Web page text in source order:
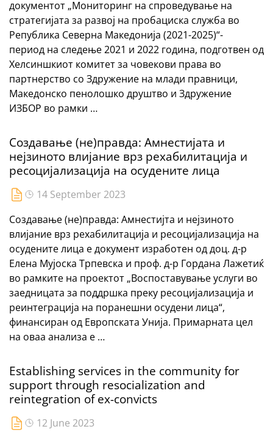
документот „Мониторинг на спроведување на
стратегијата за развој на пробациска служба во
Република Северна Македонија (2021-2025)“-
период на следење 2021 и 2022 година, подготвен од
Хелсиншкиот комитет за човекови права во
партнерство со Здружение на млади правници,
Македонско пенолошко друштво и Здружение
ИЗБОР во рамки …
Создавање (не)правда: Амнестијaта и
нејзиното влијание врз рехабилитација и
ресоцијализација на осудените лица
14 September 2023
Создавање (не)правда: Амнестијта и нејзиното
влијание врз рехабилитација и ресоцијализација на
осудените лица е документ изработен од доц. д-р
Eлена Мујоска Трпевска и проф. д-р Гордана Лажетиќ
во рамките на проектот „Воспоставување услуги во
заедницата за поддршка преку ресоцијализација и
реинтеграција на поранешни осудени лица“,
финансиран од Европската Унија. Примарната цел
на оваа анализа е …
Establishing services in the community for
support through resocialization and
reintegration of ex-convicts
12 June 2023